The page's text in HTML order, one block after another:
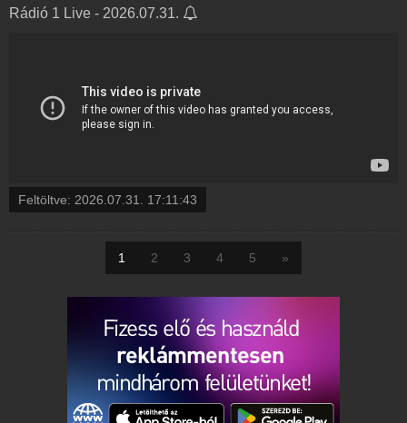
Rádió 1 Live - 2026.07.31.
Feltöltve: 2026.07.31. 17:11:43
1 2 3 4 5 »